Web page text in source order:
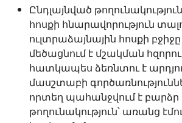
Ընդլայնված
հոսքի հնարավորություն
ուլտրաձայնային հոսքի
մեծացնում է մշակման
հատկապես ձեռնտու է
մասշտաբի
որտեղ պահանջվում է բարձր
թողունակություն՝ առանց